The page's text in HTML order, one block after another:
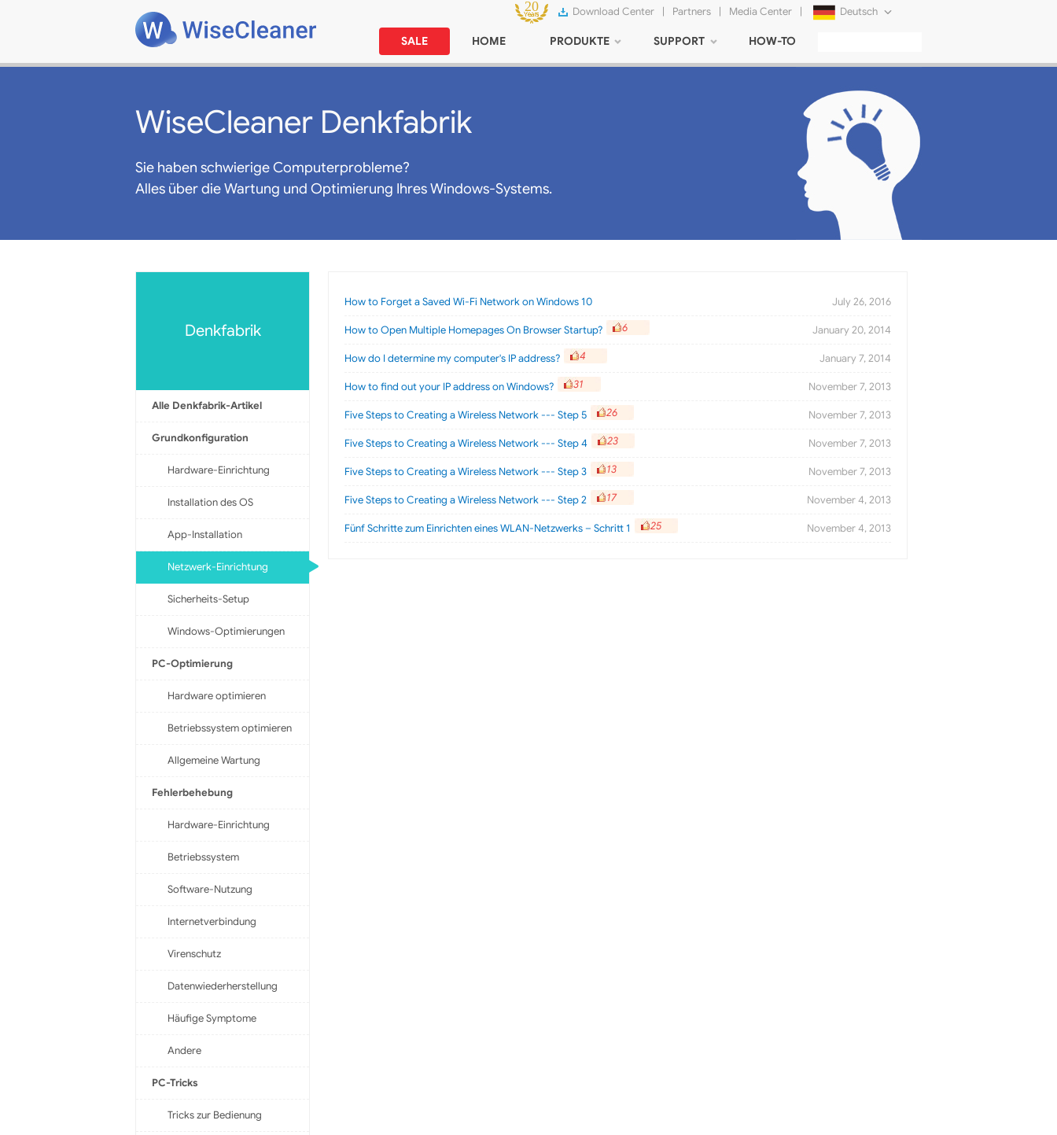
Download Center | Partners | Media Center | Deutsch
日本語
Русский
Tiếng Việt
SALE HOME PRODUKTE SUPPORT HOW-TO
WiseCleaner Denkfabrik
Sie haben schwierige Computerprobleme?
Alles über die Wartung und Optimierung Ihres Windows-Systems.
Denkfabrik
Alle Denkfabrik-Artikel
Grundkonfiguration
Hardware-Einrichtung
Installation des OS
App-Installation
Netzwerk-Einrichtung
Sicherheits-Setup
Windows-Optimierungen
PC-Optimierung
Hardware optimieren
Betriebssystem optimieren
Allgemeine Wartung
Fehlerbehebung
Hardware-Einrichtung
Betriebssystem
Software-Nutzung
Internetverbindung
Virenschutz
Datenwiederherstellung
Häufige Symptome
Andere
PC-Tricks
Tricks zur Bedienung
How to Forget a Saved Wi-Fi Network on Windows 10 July 26, 2016
How to Open Multiple Homepages On Browser Startup? 6 January 20, 2014
How do I determine my computer's IP address? 4 January 7, 2014
How to find out your IP address on Windows? 31 November 7, 2013
Five Steps to Creating a Wireless Network --- Step 5 26 November 7, 2013
Five Steps to Creating a Wireless Network --- Step 4 23 November 7, 2013
Five Steps to Creating a Wireless Network --- Step 3 13 November 7, 2013
Five Steps to Creating a Wireless Network --- Step 2 17 November 4, 2013
Fünf Schritte zum Einrichten eines WLAN-Netzwerks – Schritt 1 25 November 4, 2013